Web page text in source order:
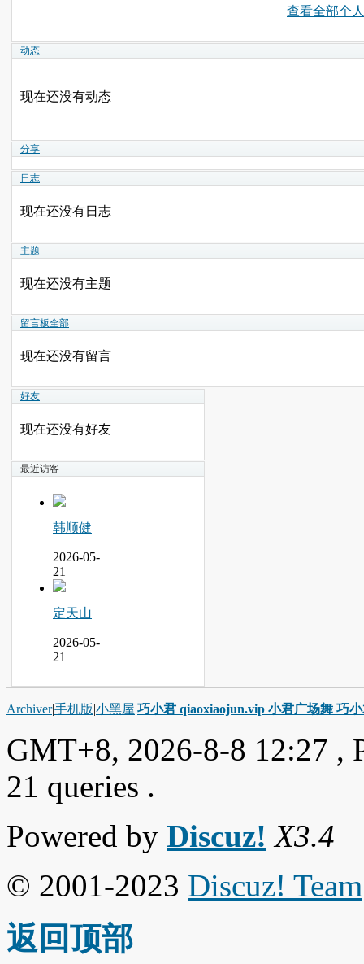
查看全部个
动态
现在还没有动态
分享
日志
现在还没有日志
主题
现在还没有主题
留言板全部
现在还没有留言
好友
现在还没有好友
最近访客
韩顺健
2026-05-
21
定天山
2026-05-
21
Archiver|手机版|小黑屋|巧小君 qiaoxiaojun.vip 小君广场舞 巧
GMT+8, 2026-8-8 12:27 ,
21 queries .
Powered by Discuz! X3.4
© 2001-2023 Discuz! Team
返回顶部